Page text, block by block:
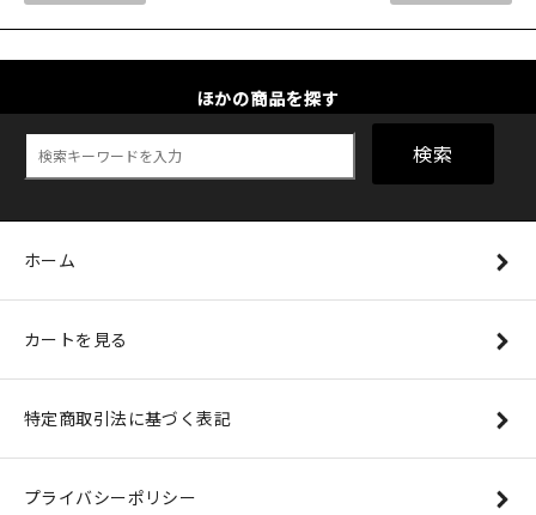
ほかの商品を探す
検索
ホーム
カートを見る
特定商取引法に基づく表記
プライバシーポリシー